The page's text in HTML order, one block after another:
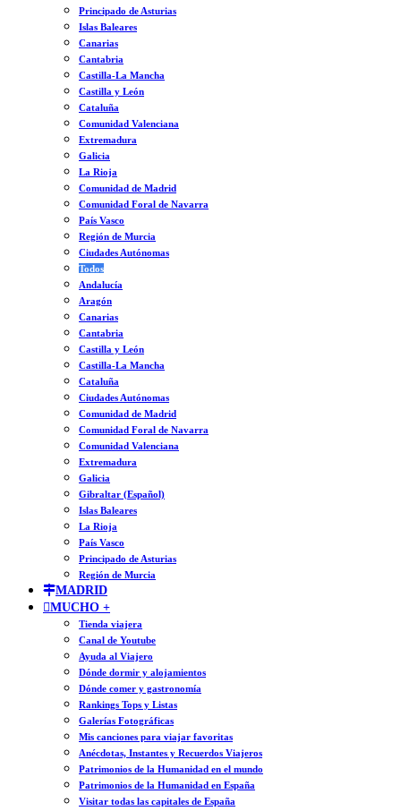
Principado de Asturias
Islas Baleares
Canarias
Cantabria
Castilla-La Mancha
Castilla y León
Cataluña
Comunidad Valenciana
Extremadura
Galicia
La Rioja
Comunidad de Madrid
Comunidad Foral de Navarra
País Vasco
Región de Murcia
Ciudades Autónomas
Todos
Andalucía
Aragón
Canarias
Cantabria
Castilla y León
Castilla-La Mancha
Cataluña
Ciudades Autónomas
Comunidad de Madrid
Comunidad Foral de Navarra
Comunidad Valenciana
Extremadura
Galicia
Gibraltar (Español)
Islas Baleares
La Rioja
País Vasco
Principado de Asturias
Región de Murcia
MADRID
MUCHO +
Tienda viajera
Canal de Youtube
Ayuda al Viajero
Dónde dormir y alojamientos
Dónde comer y gastronomía
Rankings Tops y Listas
Galerías Fotográficas
Mis canciones para viajar favoritas
Anécdotas, Instantes y Recuerdos Viajeros
Patrimonios de la Humanidad en el mundo
Patrimonios de la Humanidad en España
Visitar todas las capitales de España